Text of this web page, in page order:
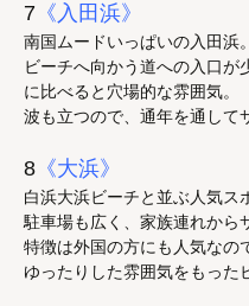
7 《入田浜》
南国ムードいっぱいの入田浜。
ビーチへ向かう道への入口が
に比べると穴場的な雰囲気。
波も立つので、通年を通して
8 《大浜》
白浜大浜ビーチと並ぶ人気ス
駐車場も広く、家族連れから
特徴は外国の方にも人気なの
ゆったりした雰囲気をもった